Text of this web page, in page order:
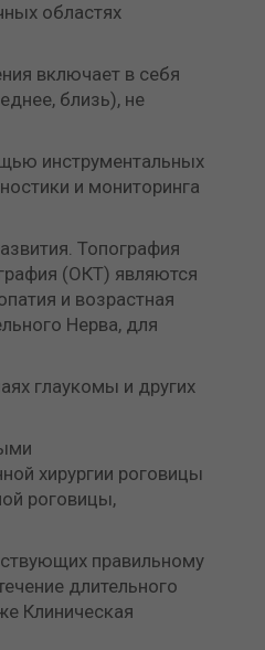
областях
включает в себя
близь), не
инструментальных
и мониторинга
Топография
(ОКТ) являются
и возрастная
Нерва, для
глаукомы и других
хирургии роговицы
роговицы,
правильному
длительного
Клиническая